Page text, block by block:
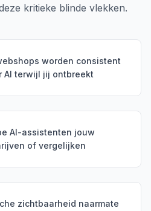
kritieke blinde vlekken.
worden consistent
AI terwijl jij ontbreekt
AI-assistenten jouw
of vergelijken
zichtbaarheid naarmate